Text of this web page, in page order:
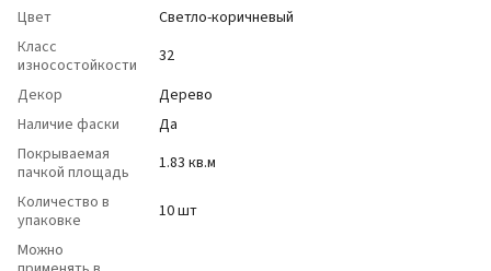
Цвет
Светло-коричневый
Класс
износостойкости
32
Декор
Дерево
Наличие фаски
Да
Покрываемая
пачкой площадь
1.83 кв.м
Количество в
упаковке
10 шт
Можно